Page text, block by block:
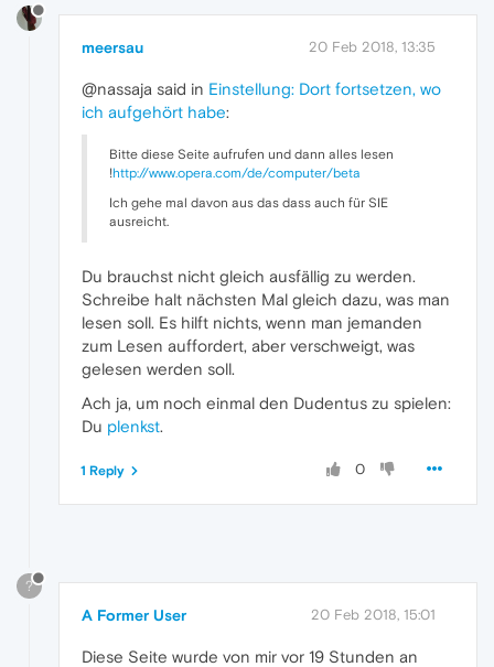
meersau 20 Feb 2018, 13:35
@nassaja said in Einstellung: Dort fortsetzen, wo
ich aufgehört habe:
Bitte diese Seite aufrufen und dann alles lesen
!http://www.opera.com/de/computer/beta
Ich gehe mal davon aus das dass auch für SIE
ausreicht.
Du brauchst nicht gleich ausfällig zu werden.
Schreibe halt nächsten Mal gleich dazu, was man
lesen soll. Es hilft nichts, wenn man jemanden
zum Lesen auffordert, aber verschweigt, was
gelesen werden soll.
Ach ja, um noch einmal den Dudentus zu spielen:
Du plenkst.
0
1 Reply
?
A Former User 20 Feb 2018, 15:01
Diese Seite wurde von mir vor 19 Stunden an